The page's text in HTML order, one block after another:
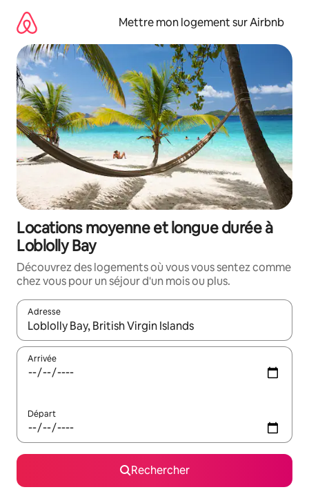
directement
contenu
Mettre mon logement sur Airbnb
Locations moyenne et longue durée à
Loblolly Bay
Découvrez des logements où vous vous sentez comme
chez vous pour un séjour d'un mois ou plus.
Adresse
Lorsque les résultats s'affichent, utilisez les flèches vers le
Arrivée
Départ
Rechercher